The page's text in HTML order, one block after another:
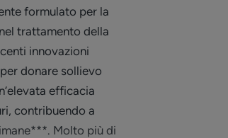
formulato per la
trattamento della
innovazioni
donare sollievo
efficacia
contribuendo a
Molto più di